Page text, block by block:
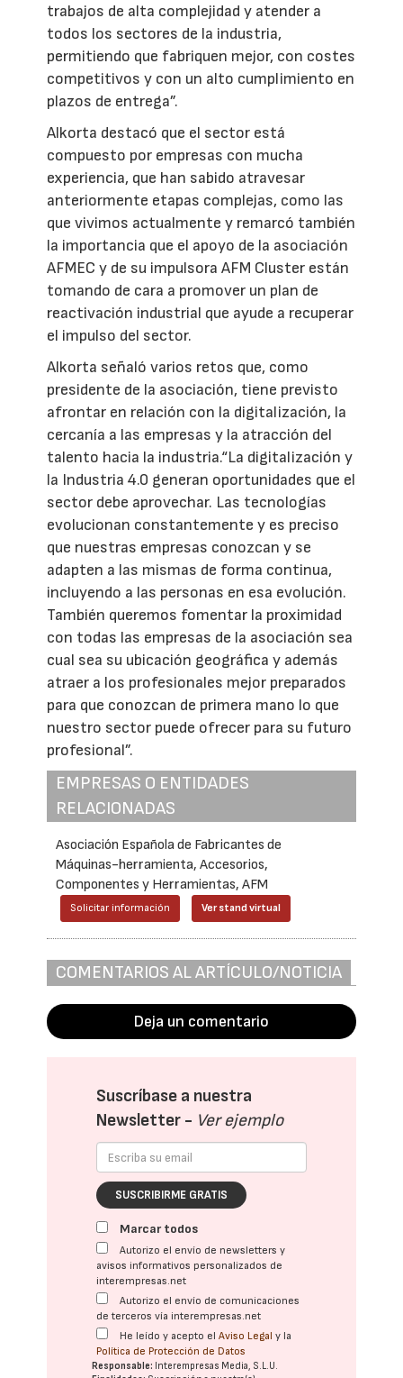
trabajos de alta complejidad y atender a
todos los sectores de la industria,
permitiendo que fabriquen mejor, con costes
competitivos y con un alto cumplimiento en
plazos de entrega”.
Alkorta destacó que el sector está
compuesto por empresas con mucha
experiencia, que han sabido atravesar
anteriormente etapas complejas, como las
que vivimos actualmente y remarcó también
la importancia que el apoyo de la asociación
AFMEC y de su impulsora AFM Cluster están
tomando de cara a promover un plan de
reactivación industrial que ayude a recuperar
el impulso del sector.
Alkorta señaló varios retos que, como
presidente de la asociación, tiene previsto
afrontar en relación con la digitalización, la
cercanía a las empresas y la atracción del
talento hacia la industria.“La digitalización y
la Industria 4.0 generan oportunidades que el
sector debe aprovechar. Las tecnologías
evolucionan constantemente y es preciso
que nuestras empresas conozcan y se
adapten a las mismas de forma continua,
incluyendo a las personas en esa evolución.
También queremos fomentar la proximidad
con todas las empresas de la asociación sea
cual sea su ubicación geográfica y además
atraer a los profesionales mejor preparados
para que conozcan de primera mano lo que
nuestro sector puede ofrecer para su futuro
profesional”.
EMPRESAS O ENTIDADES
RELACIONADAS
Asociación Española de Fabricantes de
Máquinas-herramienta, Accesorios,
Componentes y Herramientas, AFM
Solicitar información Ver stand virtual
COMENTARIOS AL ARTÍCULO/NOTICIA
Deja un comentario
Suscríbase a nuestra
Newsletter - Ver ejemplo
SUSCRIBIRME GRATIS
Marcar todos
Autorizo el envío de newsletters y
avisos informativos personalizados de
interempresas.net
Autorizo el envío de comunicaciones
de terceros vía interempresas.net
He leído y acepto elAviso Legal y la
Política de Protección de Datos
Responsable: Interempresas Media, S.L.U.